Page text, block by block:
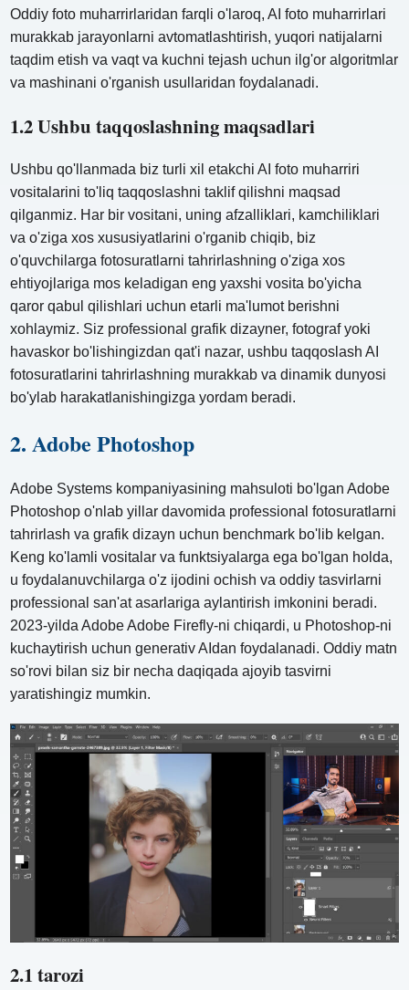
Oddiy foto muharrirlaridan farqli o'laroq, AI foto muharrirlari
murakkab jarayonlarni avtomatlashtirish, yuqori natijalarni
taqdim etish va vaqt va kuchni tejash uchun ilg'or algoritmlar
va mashinani o'rganish usullaridan foydalanadi.
1.2 Ushbu taqqoslashning maqsadlari
Ushbu qo'llanmada biz turli xil etakchi AI foto muharriri
vositalarini to'liq taqqoslashni taklif qilishni maqsad
qilganmiz. Har bir vositani, uning afzalliklari, kamchiliklari
va o'ziga xos xususiyatlarini o'rganib chiqib, biz
o'quvchilarga fotosuratlarni tahrirlashning o'ziga xos
ehtiyojlariga mos keladigan eng yaxshi vosita bo'yicha
qaror qabul qilishlari uchun etarli ma'lumot berishni
xohlaymiz. Siz professional grafik dizayner, fotograf yoki
havaskor bo'lishingizdan qat'i nazar, ushbu taqqoslash AI
fotosuratlarini tahrirlashning murakkab va dinamik dunyosi
bo'ylab harakatlanishingizga yordam beradi.
2. Adobe Photoshop
Adobe Systems kompaniyasining mahsuloti bo'lgan Adobe
Photoshop o'nlab yillar davomida professional fotosuratlarni
tahrirlash va grafik dizayn uchun benchmark bo'lib kelgan.
Keng ko'lamli vositalar va funktsiyalarga ega bo'lgan holda,
u foydalanuvchilarga o'z ijodini ochish va oddiy tasvirlarni
professional san'at asarlariga aylantirish imkonini beradi.
2023-yilda Adobe Adobe Firefly-ni chiqardi, u Photoshop-ni
kuchaytirish uchun generativ AIdan foydalanadi. Oddiy matn
so'rovi bilan siz bir necha daqiqada ajoyib tasvirni
yaratishingiz mumkin.
2.1 tarozi